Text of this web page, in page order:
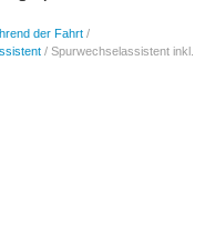
der Fahrt /
/ Spurwechselassistent inkl.